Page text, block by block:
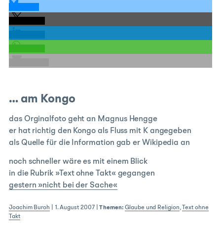
… am Kongo
das Orginalfoto geht an Magnus Hengge
er hat richtig den Kongo als Fluss mit K angegeben
als Quelle für die Information gab er Wikipedia an
noch schneller wäre es mit einem Blick
in die Rubrik »Text ohne Takt« gegangen
gestern »nicht bei der Sache«
Joachim Buroh 1. August 2007|Themen: Glaube und Religion,
Text ohne
Takt